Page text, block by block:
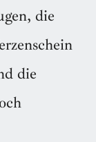
die
die